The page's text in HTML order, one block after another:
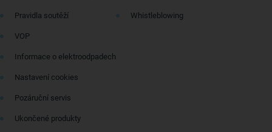
Pravidla soutěží
VOP
Informace o elektroodpadech
Nastavení cookies
Pozáruční servis
Ukončené produkty
Whistleblowing